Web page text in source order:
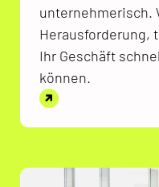
unternehmerisch.
Herausforderung,
Ihr Geschäft
können.